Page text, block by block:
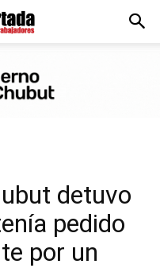
detuvo
pedido
por un